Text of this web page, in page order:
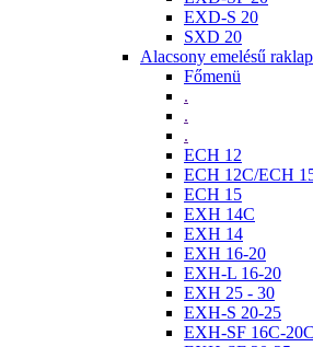
EXD-S 20
SXD 20
Alacsony emelésű
Főmenü
.
.
.
ECH 12
ECH 12C/ECH
ECH 15
EXH 14C
EXH 14
EXH 16-20
EXH-L 16-20
EXH 25 - 30
EXH-S 20-25
EXH-SF 16C-20C